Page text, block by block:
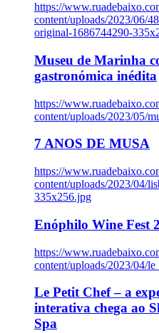
https://
content/uploads/2023/06/
original-1686744290-
Museu de Marinha
gastronómica inédita
https://
content/uploads/2023/05/
7 ANOS DE MUSA
https://
content/uploads/2023/04/
335x256.jpg
Enóphilo Wine Fest
https://
content/uploads/2023/04/
Le Petit Chef – a
interativa chega ao
Spa